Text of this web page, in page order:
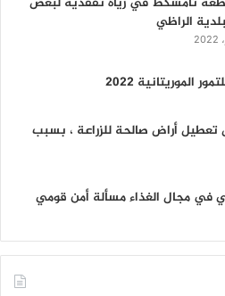
الراظي
الموريتانية 2022
تعطيل أراض صالحة للزراعة ، بسبب
في مجال الغذاء مسألة أمن قومي